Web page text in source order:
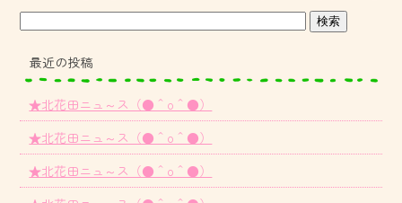
最近の投稿
★北花田ニュ～ス（●＾o＾●）
★北花田ニュ～ス（●＾o＾●）
★北花田ニュ～ス（●＾o＾●）